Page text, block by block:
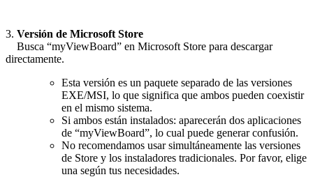
3. Versión de Microsoft Store
Busca “myViewBoard” en Microsoft Store para descargar
directamente.
Esta versión es un paquete separado de las versiones
EXE/MSI, lo que significa que ambos pueden coexistir
en el mismo sistema.
Si ambos están instalados: aparecerán dos aplicaciones
de “myViewBoard”, lo cual puede generar confusión.
No recomendamos usar simultáneamente las versiones
de Store y los instaladores tradicionales. Por favor, elige
una según tus necesidades.